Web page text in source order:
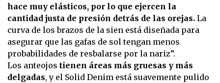
hace muy elásticos, por lo que ejercen la
cantidad justa de presión detrás de las orejas. La
curva de los brazos de la sien está diseñada para
asegurar que las gafas de sol tengan menos
probabilidades de resbalarse por la nariz”.
Los anteojos tienen áreas más gruesas y más
delgadas, y el Solid Denim está suavemente pulido